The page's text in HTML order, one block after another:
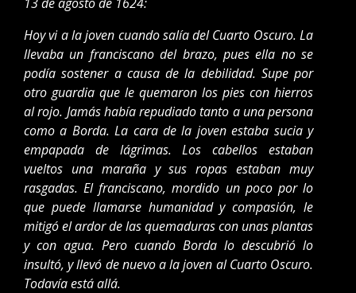
Hoy vi a la joven cuando salía del Cuarto Oscuro. La
llevaba un franciscano del brazo, pues ella no se
podía sostener a causa de la debilidad. Supe por
otro guardia que le quemaron los pies con hierros
al rojo. Jamás había repudiado tanto a una persona
como a Borda. La cara de la joven estaba sucia y
empapada de lágrimas. Los cabellos estaban
vueltos una maraña y sus ropas estaban muy
rasgadas. El franciscano, mordido un poco por lo
que puede llamarse humanidad y compasión, le
mitigó el ardor de las quemaduras con unas plantas
y con agua. Pero cuando Borda lo descubrió lo
insultó, y llevó de nuevo a la joven al Cuarto Oscuro.
Todavía está allá.